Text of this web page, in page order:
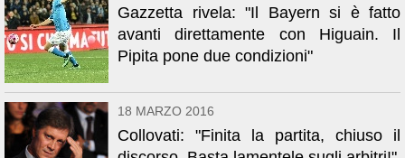
Gazzetta rivela: "Il Bayern si è fatto
avanti direttamente con Higuain. Il
Pipita pone due condizioni"
18 MARZO 2016
Collovati: "Finita la partita, chiuso il